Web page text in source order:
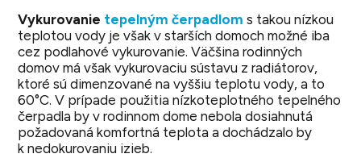
Vykurovanie tepelným čerpadlom s takou nízkou
teplotou vody je však v starších domoch možné iba
cez podlahové vykurovanie. Väčšina rodinných
domov má však vykurovaciu sústavu z radiátorov,
ktoré sú dimenzované na vyššiu teplotu vody, a to
60°C. V prípade použitia nízkoteplotného tepelného
čerpadla by v rodinnom dome nebola dosiahnutá
požadovaná komfortná teplota a dochádzalo by
k nedokurovaniu izieb.